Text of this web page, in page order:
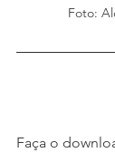
Foto:
Faça o